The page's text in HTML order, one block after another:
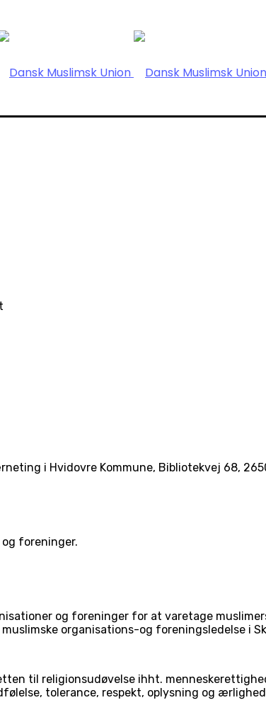
i Hvidovre Kommune, Bibliotekvej 68,
foreninger.
og foreninger for at varetage
organisations-og foreningsledelse i
til religionsudøvelse ihht.
tolerance, respekt, oplysning og